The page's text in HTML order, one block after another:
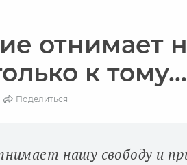
отнимает
к тому...
Поделиться
нашу свободу и